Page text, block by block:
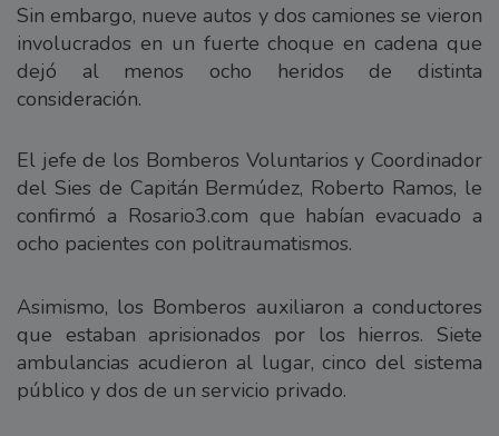
Sin embargo, nueve autos y dos camiones se vieron
involucrados en un fuerte choque en cadena que
dejó al menos ocho heridos de distinta
consideración.
El jefe de los Bomberos Voluntarios y Coordinador
del Sies de Capitán Bermúdez, Roberto Ramos, le
confirmó a Rosario3.com que habían evacuado a
ocho pacientes con politraumatismos.
Asimismo, los Bomberos auxiliaron a conductores
que estaban aprisionados por los hierros. Siete
ambulancias acudieron al lugar, cinco del sistema
público y dos de un servicio privado.